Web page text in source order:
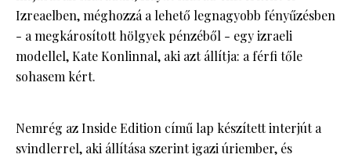
Izreaelben, méghozzá a lehető legnagyobb fényűzésben
- a megkárosított hölgyek pénzéből - egy izraeli
modellel, Kate Konlinnal, aki azt állítja: a férfi tőle
sohasem kért.
Nemrég az Inside Edition című lap készített interjút a
svindlerrel, aki állítása szerint igazi úriember, és